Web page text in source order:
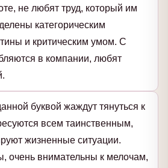
не любят труд, который им
категорическим
и критическим умом. С
в компании, любят
буквой жаждут тянуться к
всем таинственным,
жизненные ситуации.
очень внимательны к мелочам,